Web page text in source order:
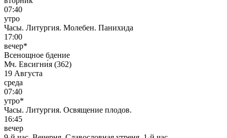
07:40
утро
Часы. Литургия. Молебен. Панихида
17:00
вечер*
Всенощное бдение
Мч. Евсигни́я (362)
19 Августа
среда
07:40
утро*
Часы. Литургия. Освящение плодов.
16:45
вечер